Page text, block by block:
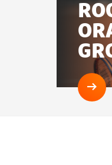
deze
pagina